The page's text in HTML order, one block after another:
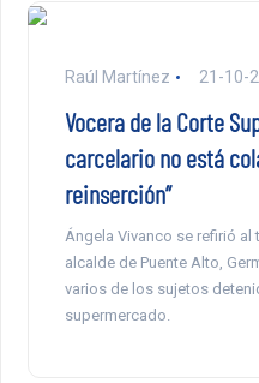
Raúl Martínez 21-10-
Vocera de la Corte
carcelario no está
reinserción”
Ángela Vivanco se refirió al
alcalde de Puente Alto,
varios de los sujetos
supermercado.